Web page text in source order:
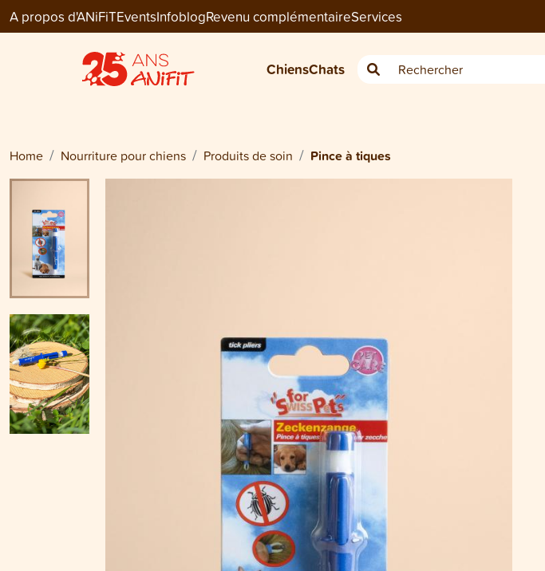
A propos d'ANiFiTEventsInfoblogRevenu complémentaireServices
ChiensChats
Dog Care
PINCE À TIQUES
CHF 2.80
Home Nourriture pour chiens Produits de soin Pince à tiques